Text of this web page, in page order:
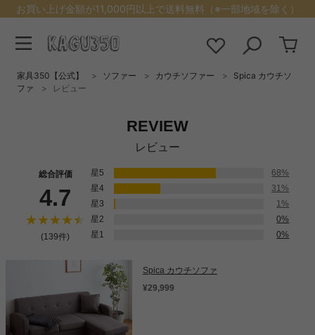
お買い上げ金額が11,000円以上で送料無料（※一部地域を除く）
家具350【公式】 ソファー カウチソファー
Spica カウチソ
ファ
レビュー
REVIEW
レビュー
Spica カウチソファ
¥29,999
総合評価
4.7
(139件)
星5
68%
星4
31%
星3
1%
星2
0%
星1
0%